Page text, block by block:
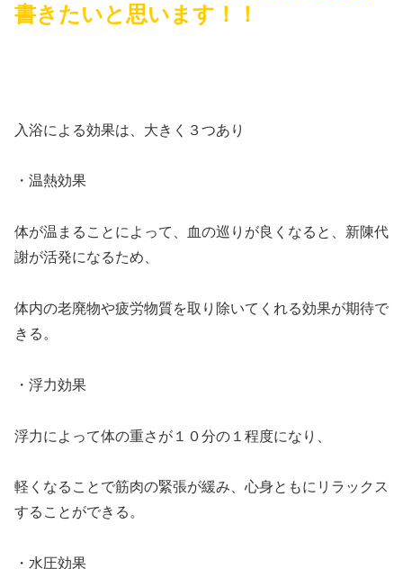
書きたいと思います！！
入浴による効果は、大きく３つあり
・温熱効果
体が温まることによって、血の巡りが良くなると、新陳代
謝が活発になるため、
体内の老廃物や疲労物質を取り除いてくれる効果が期待で
きる。
・浮力効果
浮力によって体の重さが１０分の１程度になり、
軽くなることで筋肉の緊張が緩み、心身ともにリラックス
することができる。
・水圧効果